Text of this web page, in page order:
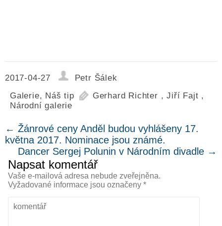
2017-04-27
Petr Šálek
Galerie, Náš tip Gerhard Richter ,Jiří Fajt ,
Národní galerie
← Žánrové ceny Anděl budou vyhlášeny 17.
května 2017. Nominace jsou známé.
Dancer Sergej Polunin v Národním divadle →
Napsat komentář
Vaše e-mailová adresa nebude zveřejněna.
Vyžadované informace jsou označeny *